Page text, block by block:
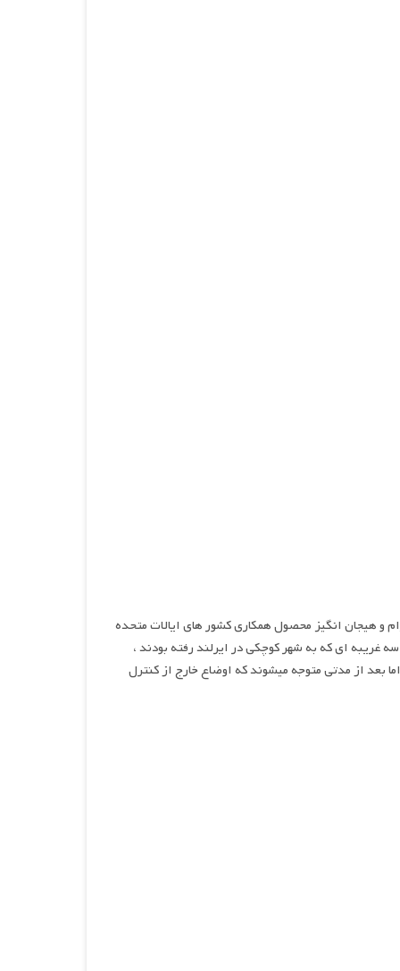
و هیجان انگیز محصول همکاری کشور های ایالات متحده
می باشد.سه غریبه ای که به شهر کوچکی در ایرلند رفته بودند ،
بعد از مدتی متوجه میشوند که اوضاع خارج از کنترل